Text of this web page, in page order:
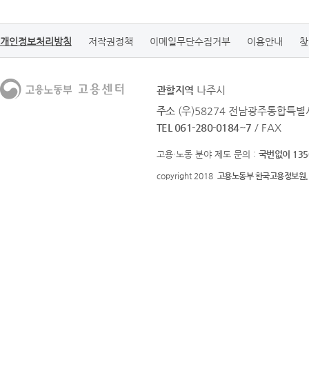
개인정보처리방침 저작권정책 이메일무단수집거부 이용안내
관할지역 나주시
주소 (우)58274 전남광주통합특
TEL 061-280-0184~7 / FAX
고용·노동 분야 제도 문의 : 국번없이
copyright 2018 고용노동부 한국고용정보원.